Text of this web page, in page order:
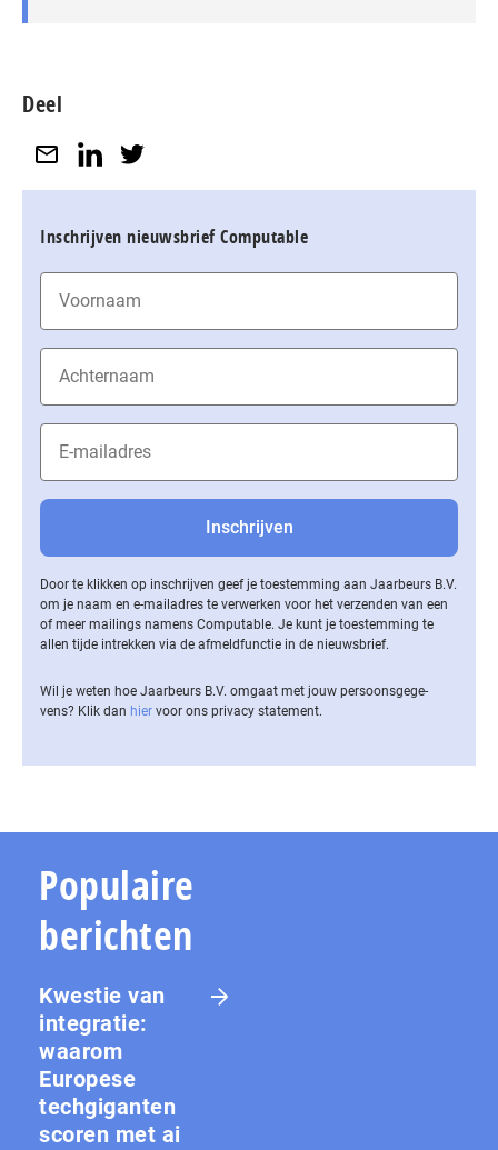
Deel
Inschrijven nieuwsbrief Computable
Door te klikken op inschrijven geef je toestemming aan Jaarbeurs B.V.
om je naam en e-mailadres te verwerken voor het verzenden van een
of meer mailings namens Computable. Je kunt je toestemming te
allen tijde intrekken via de af­meld­func­tie in de nieuwsbrief.
Wil je weten hoe Jaarbeurs B.V. omgaat met jouw per­soons­ge­ge­
vens? Klik dan hier voor ons privacy statement.
Populaire
berichten
Kwestie van
integratie:
waarom
Europese
techgiganten
scoren met ai